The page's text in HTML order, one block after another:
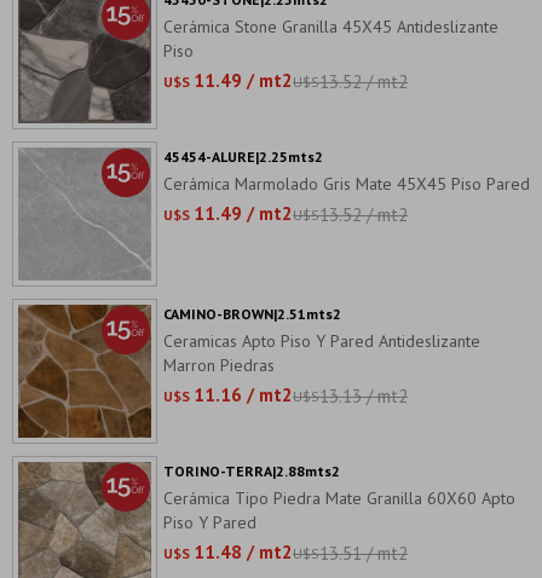
Cerámica Stone Granilla 45X45 Antideslizante
Piso
U$S 11.49 / mt2U$S13.52 / mt2
Cerámica Marmolado Gris Mate 45X45 Piso Pared
U$S 11.49 / mt2U$S13.52 / mt2
45454-ALURE|2.25mts2
Ceramicas Apto Piso Y Pared Antideslizante
Marron Piedras
U$S 11.16 / mt2U$S13.13 / mt2
CAMINO-BROWN|2.51mts2
Cerámica Tipo Piedra Mate Granilla 60X60 Apto
Piso Y Pared
U$S 11.48 / mt2U$S13.51 / mt2
TORINO-TERRA|2.88mts2